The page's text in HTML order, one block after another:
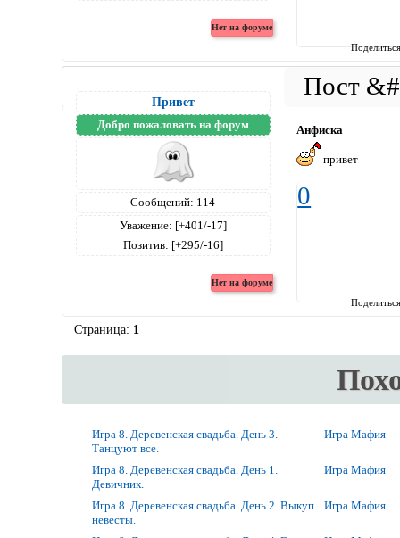
Привет
Добро пожаловать на форум
Сообщений: 114
Уважение: [+401/-17]
Позитив: [+295/-16]
Анфиска
привет
0
Страница: 1
Игра 8. Деревенская свадьба. День 3.
Танцуют все.
Игра Мафия
Игра 8. Деревенская свадьба. День 1.
Девичник.
Игра Мафия
Игра 8. Деревенская свадьба. День 2. Выкуп
невесты.
Игра Мафия